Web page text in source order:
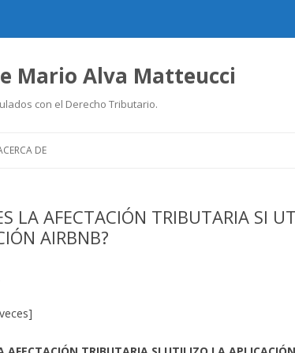
Mario Alva Matteucci
con el Derecho Tributario.
DE
LA AFECTACIÓN TRIBUTARIA SI
AIRBNB?